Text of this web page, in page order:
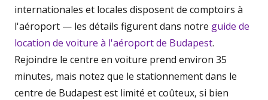
internationales et locales disposent de comptoirs à
l'aéroport — les détails figurent dans notre guide de
location de voiture à l'aéroport de Budapest.
Rejoindre le centre en voiture prend environ 35
minutes, mais notez que le stationnement dans le
centre de Budapest est limité et coûteux, si bien